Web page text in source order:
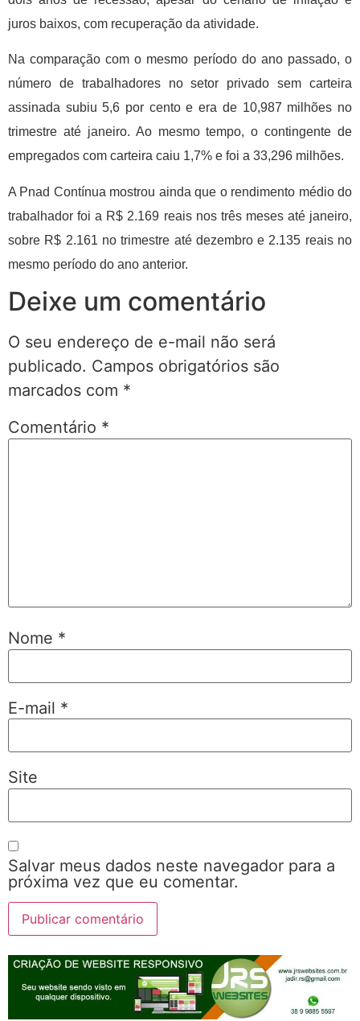
juros baixos, com recuperação da atividade.
Na comparação com o mesmo período do ano passado, o
número de trabalhadores no setor privado sem carteira
assinada subiu 5,6 por cento e era de 10,987 milhões no
trimestre até janeiro. Ao mesmo tempo, o contingente de
empregados com carteira caiu 1,7% e foi a 33,296 milhões.
A Pnad Contínua mostrou ainda que o rendimento médio do
trabalhador foi a R$ 2.169 reais nos três meses até janeiro,
sobre R$ 2.161 no trimestre até dezembro e 2.135 reais no
mesmo período do ano anterior.
Deixe um comentário
O seu endereço de e-mail não será
publicado. Campos obrigatórios são
marcados com *
Comentário *
Nome *
E-mail *
Site
Salvar meus dados neste navegador para a
próxima vez que eu comentar.